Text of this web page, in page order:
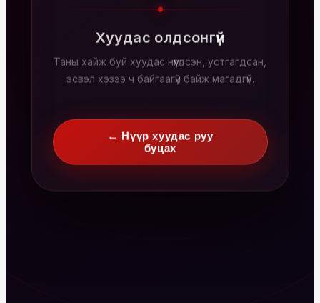
Хуудас олдсонгүй
Таны хайж буй хуудас нүүгдсэн, устгагдсан,
эсвэл хэзээ ч байгаагүй байж магадгүй.
← Нүүр хуудас руу
буцах